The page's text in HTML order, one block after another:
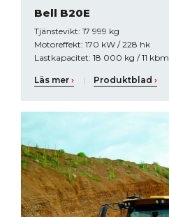
Bell B20E
Tjänstevikt: 17 999 kg
Motoreffekt: 170 kW / 228 hk
Lastkapacitet: 18 000 kg / 11 kbm
Läs mer › | Produktblad›